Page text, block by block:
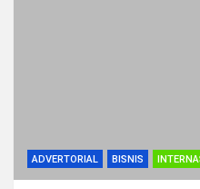
ADVERTORIAL BISNIS